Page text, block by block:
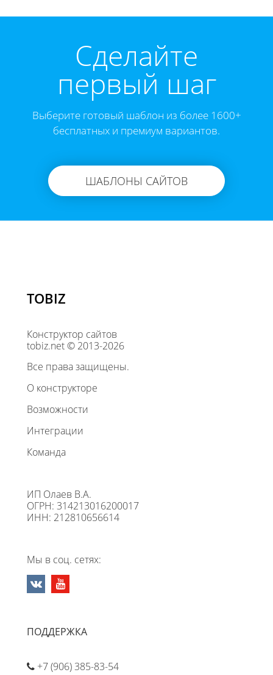
Cделайте
первый шаг
Выберите готовый шаблон из более 1600+
бесплатных и премиум вариантов.
ШАБЛОНЫ САЙТОВ
TOBIZ
Конструктор сайтов
tobiz.net © 2013-2026
Все права защищены.
О конструкторе
Возможности
Интеграции
Команда
ИП Олаев В.А.
ОГРН: 314213016200017
ИНН: 212810656614
Мы в соц. сетях:
ПОДДЕРЖКА
+7 (906) 385-83-54